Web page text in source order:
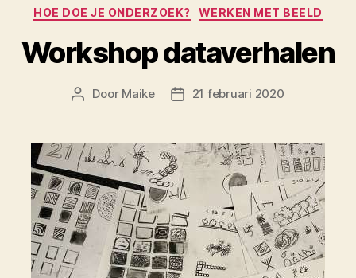
Categorieën
HOE DOE JE ONDERZOEK? WERKEN MET BEELD
Workshop dataverhalen
Berichtauteur
Door Maike Berichtdatum
21 februari 2020